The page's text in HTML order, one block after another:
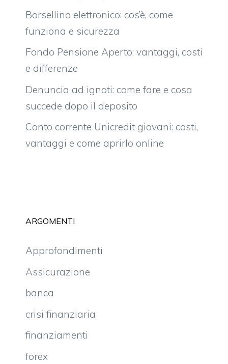
Borsellino elettronico: cos’è, come
funziona e sicurezza
Fondo Pensione Aperto: vantaggi, costi
e differenze
Denuncia ad ignoti: come fare e cosa
succede dopo il deposito
Conto corrente Unicredit giovani: costi,
vantaggi e come aprirlo online
ARGOMENTI
Approfondimenti
Assicurazione
banca
crisi finanziaria
finanziamenti
forex